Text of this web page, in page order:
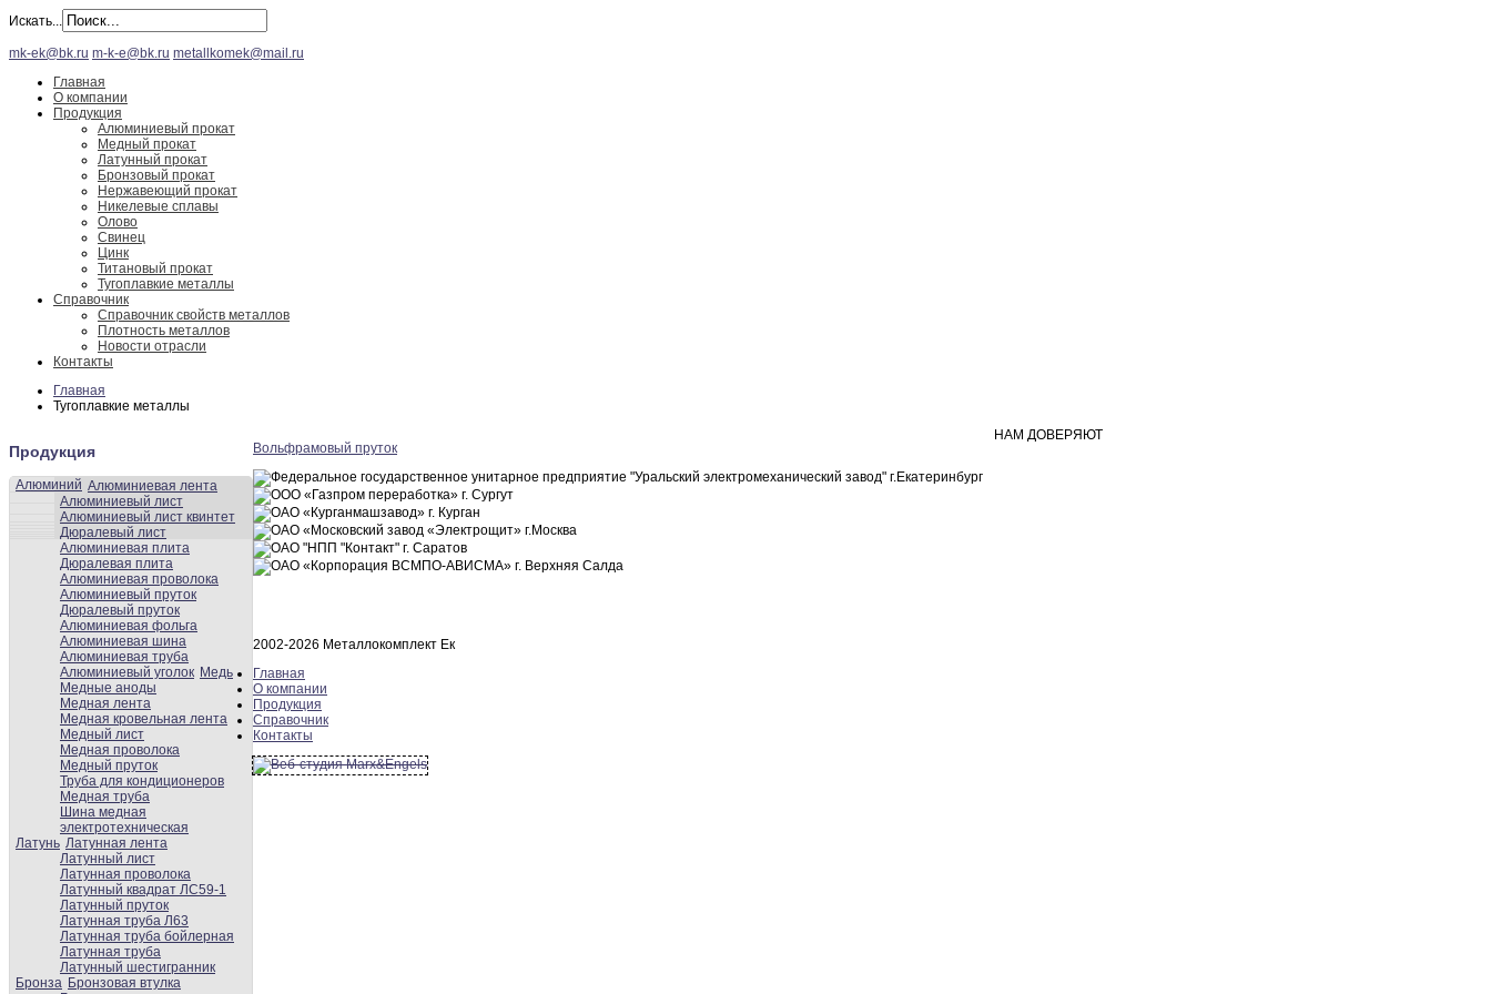
Искать...
mk-ek@bk.ru m-k-e@bk.ru metallkomek@mail.ru
Главная
О компании
Продукция
Алюминиевый прокат
Медный прокат
Латунный прокат
Бронзовый прокат
Нержавеющий прокат
Никелевые сплавы
Олово
Свинец
Цинк
Титановый прокат
Тугоплавкие металлы
Справочник
Справочник свойств металлов
Плотность металлов
Новости отрасли
Контакты
Главная
Тугоплавкие металлы
Продукция
Алюминий Алюминиевая лента
Алюминиевый лист
Алюминиевый лист квинтет
Дюралевый лист
Алюминиевая плита
Дюралевая плита
Алюминиевая проволока
Алюминиевый пруток
Дюралевый пруток
Алюминиевая фольга
Алюминиевая шина
Алюминиевая труба
Алюминиевый уголок Медь
Медные аноды
Медная лента
Медная кровельная лента
Медный лист
Медная проволока
Медный пруток
Труба для кондиционеров
Медная труба
Шина медная
электротехническая
Латунь Латунная лента
Латунный лист
Латунная проволока
Латунный квадрат ЛС59-1
Латунный пруток
Латунная труба Л63
Латунная труба бойлерная
Латунная труба
Латунный шестигранник
Бронза Бронзовая втулка
Вольфрамовый пруток
НАМ ДОВЕРЯЮТ
2002-2026 Металлокомплект Ек
Главная
О компании
Продукция
Справочник
Контакты